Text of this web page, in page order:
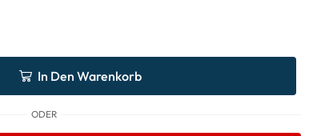
In Den Warenkorb
ODER